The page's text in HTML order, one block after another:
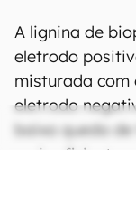
A lignina de
eletrodo
misturada com
eletrodo
baixa queda
mais